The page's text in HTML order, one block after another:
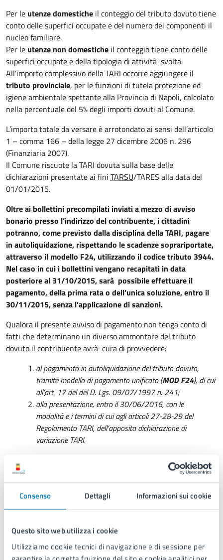
Consenso Dettagli Informazioni sui cookie
Questo sito web utilizza i cookie
Utilizziamo cookie tecnici di navigazione e di sessione per
Per le utenze domestiche il conteggio del tributo dovuto tiene
conto delle superfici occupate e del numero dei componenti il
nucleo familiare.
Per le utenze non domestiche il conteggio tiene conto delle
superfici occupate e della tipologia di attività svolta.
All’importo complessivo della TARI occorre aggiungere il
tributo provinciale, per le funzioni di tutela protezione ed
igiene ambientale spettante alla Provincia di Napoli, calcolato
nella percentuale del 5% degli importi dovuti al Comune.
L’importo totale da versare è arrotondato ai sensi dell’articolo
1 – comma 166 – della legge 27 dicembre 2006 n. 296
(Finanziaria 2007).
Il Comune riscuote la TARI dovuta sulla base delle
dichiarazioni presentate ai fini TARSU/TARES alla data del
01/01/2015.
Oltre ai bollettini precompilati inviati a mezzo di avviso
bonario presso l’indirizzo del contribuente, i cittadini
potranno, come previsto dalla disciplina della TARI, pagare
in autoliquidazione, rispettando le scadenze soprariportate,
attraverso il modello F24, utilizzando il codice tributo 3944.
Nel caso in cui i bollettini vengano recapitati in data
posteriore al 31/10/2015, sarà possibile effettuare il
pagamento, della prima rata o dell’unica soluzione, entro il
30/11/2015, senza l’applicazione di sanzioni.
Qualora il presente avviso di pagamento non tenga conto di
fatti che determinano un diverso ammontare del tributo
dovuto il contribuente avrà cura di provvedere:
al pagamento in autoliquidazione del tributo dovuto,
tramite modello di pagamento unificato (MOD F24), di cui
all’art. 17 del del D. Lgs. 09/07/1997 n. 241;
alla presentazione, entro il 30/06/2016, con le
modalità e i termini di cui agli articoli 27-28-29 del
Regolamento TARI, dell’apposita dichiarazione di
variazione TARI.
Tariffe, agevolazioni e riduzioni
Comunale n. 36 del 06/08/2015.
Le agevolazioni e le riduzioni, previste dal Regolamento
Deliberazione del Consiglio Comunale n. 41 del 6 agosto 2015.